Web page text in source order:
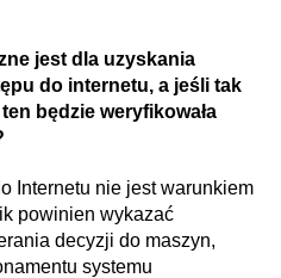
jest dla uzyskania
do internetu, a jeśli tak
będzie weryfikowała
Internetu nie jest warunkiem
powinien wykazać
decyzji do maszyn,
systemu